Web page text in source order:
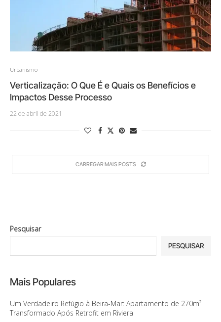
Urbanismo
Verticalização: O Que É e Quais os Benefícios e
Impactos Desse Processo
22 de abril de 2021
CARREGAR MAIS POSTS
Pesquisar
PESQUISAR
Mais Populares
Um Verdadeiro Refúgio à Beira-Mar: Apartamento de 270m²
Transformado Após Retrofit em Riviera